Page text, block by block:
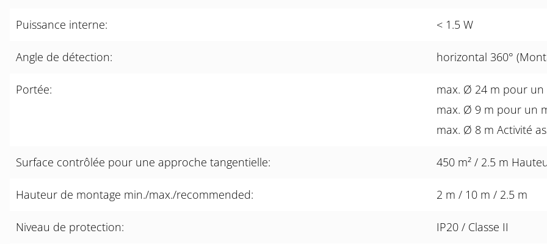
Puissance interne: < 1.5 W
Angle de détection: horizontal 360°
Portée:
max. Ø 24 m pour
max. Ø 9 m pour un
max. Ø 8 m Activité
Surface contrôlée pour une approche tangentielle: 450 m² / 2.5 m
Hauteur de montage min./max./recommended: 2 m / 10 m / 2.5 m
Niveau de protection: IP20 / Classe II